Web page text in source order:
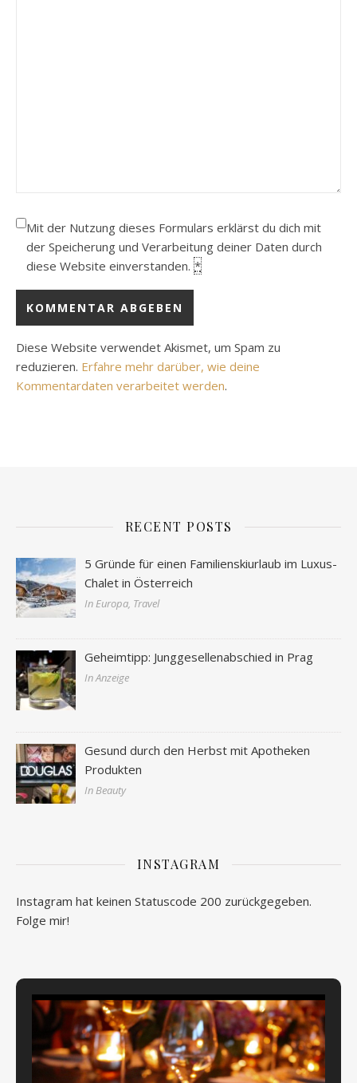
Mit der Nutzung dieses Formulars erklärst du dich mit
der Speicherung und Verarbeitung deiner Daten durch
diese Website einverstanden. *
Diese Website verwendet Akismet, um Spam zu
reduzieren. Erfahre mehr darüber, wie deine
Kommentardaten verarbeitet werden.
RECENT POSTS
5 Gründe für einen Familienskiurlaub im Luxus-
Chalet in Österreich
In Europa, Travel
Geheimtipp: Junggesellenabschied in Prag
In Anzeige
Gesund durch den Herbst mit Apotheken
Produkten
In Beauty
INSTAGRAM
Instagram hat keinen Statuscode 200 zurückgegeben.
Folge mir!